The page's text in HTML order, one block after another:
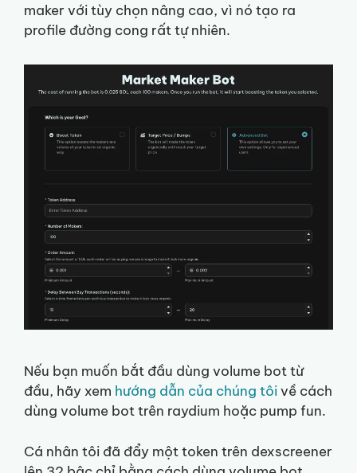
maker với tùy chọn nâng cao, vì nó tạo ra
profile đường cong rất tự nhiên.
Nếu bạn muốn bắt đầu dùng volume bot từ
đầu, hãy xem hướng dẫn của chúng tôivề cách
dùng volume bot trên raydium hoặc pump fun.
Cá nhân tôi đã đẩy một token trên dexscreener